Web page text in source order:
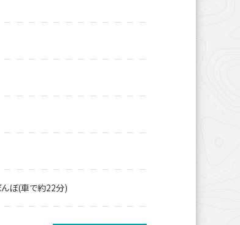
ぼ(車で約22分)